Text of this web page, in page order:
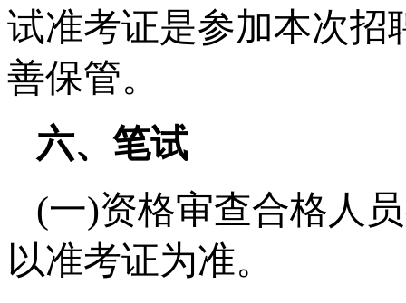
试准考证是参加本次招
善保管。
六、笔试
(一)资格审查合格人
以准考证为准。